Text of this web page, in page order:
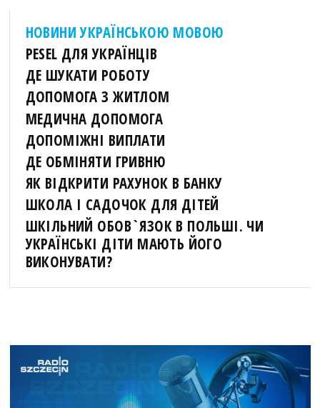
НОВИНИ УКРАЇНСЬКОЮ МОВОЮ
PESEL ДЛЯ УКРАЇНЦІВ
ДЕ ШУКАТИ РОБОТУ
ДОПОМОГА З ЖИТЛОМ
МЕДИЧНА ДОПОМОГА
ДОПОМІЖНІ ВИПЛАТИ
ДЕ ОБМІНЯТИ ГРИВНЮ
ЯК ВІДКРИТИ РАХУНОК В БАНКУ
ШКОЛА І САДОЧОК ДЛЯ ДІТЕЙ
ШКІЛЬНИЙ ОБОВ`ЯЗОК В ПОЛЬШІ. ЧИ
УКРАЇНСЬКІ ДІТИ МАЮТЬ ЙОГО
ВИКОНУВАТИ?